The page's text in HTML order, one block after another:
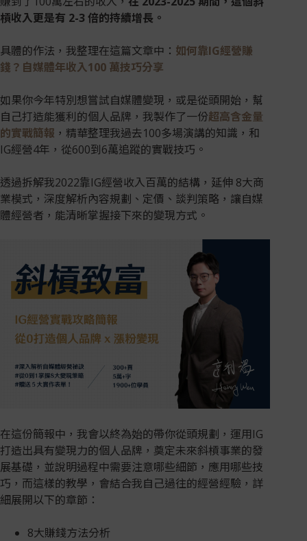
槓收入更是有 2-3 倍的持續增長。
具體的作法，我整理在這篇文章中： 如何靠IG經營賺
錢？自媒體年收入100 萬技巧分享
如果你今年特別想嘗試自媒體變現，或是從頭開始，幫
自己打造能獲利的個人品牌，我製作了一份超高含金量
的實戰簡報 ，精華整理我過去100多場演講的知識，和
IG經營4年，從600到6萬追蹤的實戰技巧。
透過拆解我2022靠IG經營收入百萬的結構，延伸 8大商
業模式，深度解析內容規劃、定價、談判策略，讓自媒
體經營者，能清晰掌握接下來的變現方式。
在這份簡報中，我會以終為始的帶你從頭規劃，運用IG
打造出具有變現力的個人品牌，奠定未來斜槓事業的發
展基礎，並說明過程中需要注意哪些細節，應用哪些技
巧，而這樣的教學，會結合我自己過往的經營經驗，詳
細展開以下的章節：
8大賺錢方法分析